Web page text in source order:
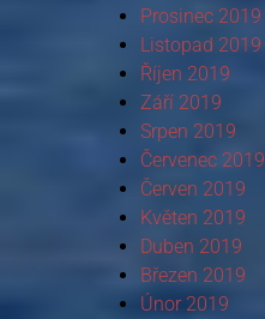
Prosinec 2019
Listopad 2019
Říjen 2019
Září 2019
Srpen 2019
Červenec 2019
Červen 2019
Květen 2019
Duben 2019
Březen 2019
Únor 2019